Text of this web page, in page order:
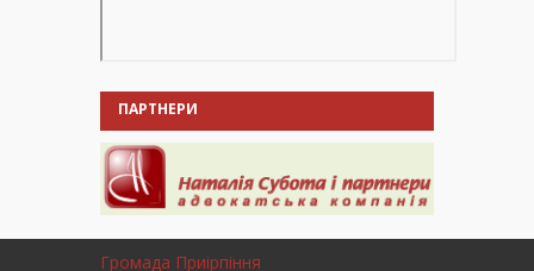
ПАРТНЕРИ
Громада Приірпіння